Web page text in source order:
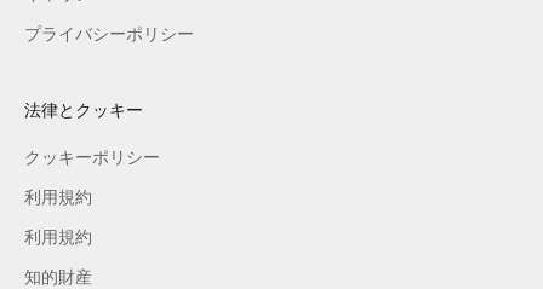
プライバシーポリシー
法律とクッキー
クッキーポリシー
利用規約
利用規約
知的財産